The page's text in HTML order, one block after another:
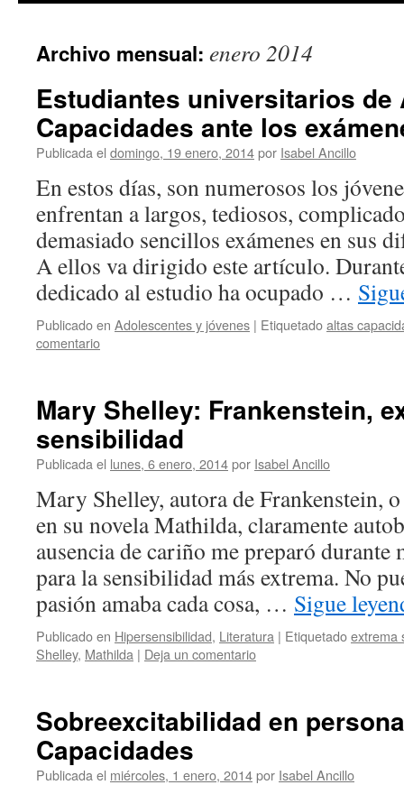
Archivo mensual: enero 2014
Estudiantes universitarios de
Capacidades ante los
Publicada el domingo, 19 enero, 2014por Isabel Ancillo
En estos días, son numerosos los
enfrentan a largos, tediosos,
demasiado sencillos exámenes en sus
A ellos va dirigido este artículo.
dedicado al estudio ha ocupado …
Publicado en Adolescentes y jóvenes | Etiquetadoaltas
comentario
Mary Shelley: Frankenstein,
sensibilidad
Publicada el lunes, 6 enero, 2014por Isabel Ancillo
Mary Shelley, autora de Frankenstein,
en su novela Mathilda, claramente
ausencia de cariño me preparó
para la sensibilidad más extrema. No
pasión amaba cada cosa, … Sigue
Publicado en Hipersensibilidad, Literatura | Etiquetadoextrema
Shelley, Mathilda | Deja un comentario
Sobreexcitabilidad en
Capacidades
Publicada el miércoles, 1 enero, 2014por Isabel Ancillo